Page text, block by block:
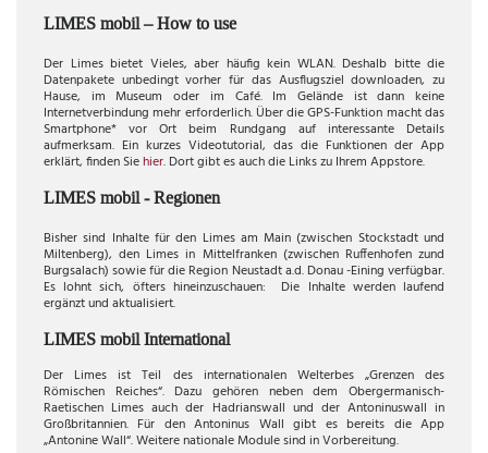
LIMES mobil – How to use
Der Limes bietet Vieles, aber häufig kein WLAN. Deshalb bitte die
Datenpakete unbedingt vorher für das Ausflugsziel downloaden, zu
Hause, im Museum oder im Café. Im Gelände ist dann keine
Internetverbindung mehr erforderlich. Über die GPS-Funktion macht das
Smartphone* vor Ort beim Rundgang auf interessante Details
aufmerksam. Ein kurzes Videotutorial, das die Funktionen der App
erklärt, finden Siehier. Dort gibt es auch die Links zu Ihrem Appstore.
LIMES mobil - Regionen
Bisher sind Inhalte für den Limes am Main (zwischen Stockstadt und
Miltenberg), den Limes in Mittelfranken (zwischen Ruffenhofen zund
Burgsalach) sowie für die Region Neustadt a.d. Donau -Eining verfügbar.
Es lohnt sich, öfters hineinzuschauen: Die Inhalte werden laufend
ergänzt und aktualisiert.
LIMES mobil International
Der Limes ist Teil des internationalen Welterbes „Grenzen des
Römischen Reiches“. Dazu gehören neben dem Obergermanisch-
Raetischen Limes auch der Hadrianswall und der Antoninuswall in
Großbritannien. Für den Antoninus Wall gibt es bereits die App
„Antonine Wall“. Weitere nationale Module sind in Vorbereitung.